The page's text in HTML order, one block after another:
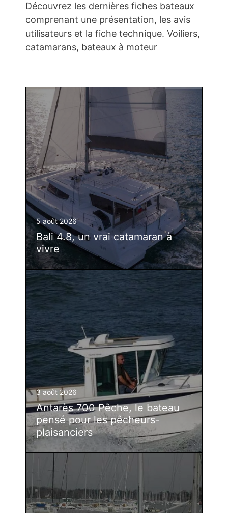
Découvrez les dernières fiches bateaux
comprenant une présentation, les avis
utilisateurs et la fiche technique. Voiliers,
catamarans, bateaux à moteur
5 août 2026
Bali 4.8, un vrai catamaran à
vivre
3 août 2026
Antarès 700 Pêche, le bateau
pensé pour les pêcheurs-
plaisanciers